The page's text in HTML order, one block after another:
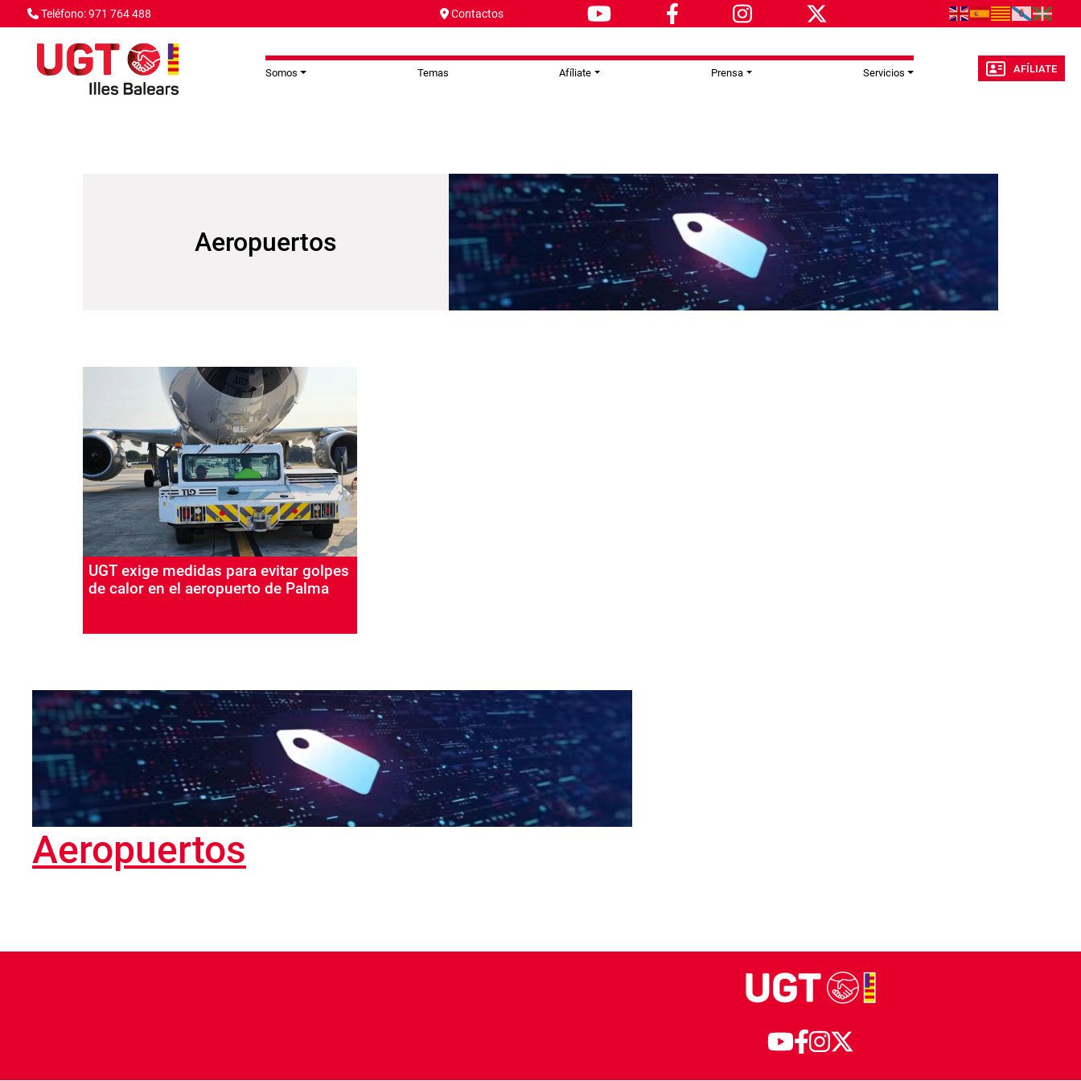
Pasar al contenido principal
Teléfono: 971 764 488 Contactos
Somos Temas Afíliate Prensa Servicios AFÍLIATE
Aeropuertos
UGT exige medidas para evitar golpes
de calor en el aeropuerto de Palma
Aeropuertos